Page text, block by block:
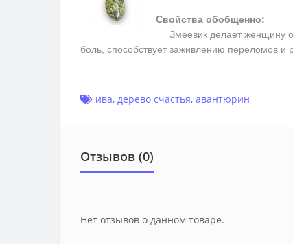
Свойства обобщенно:
Змеевик делает женщину
боль, способствует заживлению переломов и
ива, дерево счастья, авантюрин
Отзывов (0)
Нет отзывов о данном товаре.